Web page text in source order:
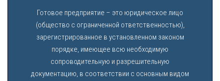
Готовое предприятие – это юридическое лицо
(общество с ограниченной ответственностью),
зарегистрированное в установленном законом
порядке, имеющее всю необходимую
сопроводительную и разрешительную
документацию, в соответствии с основным видом